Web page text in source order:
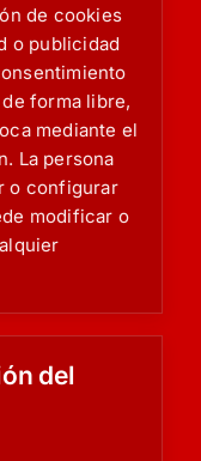
de cookies
o publicidad
forma libre,
mediante el
La persona
o configurar
modificar o
del